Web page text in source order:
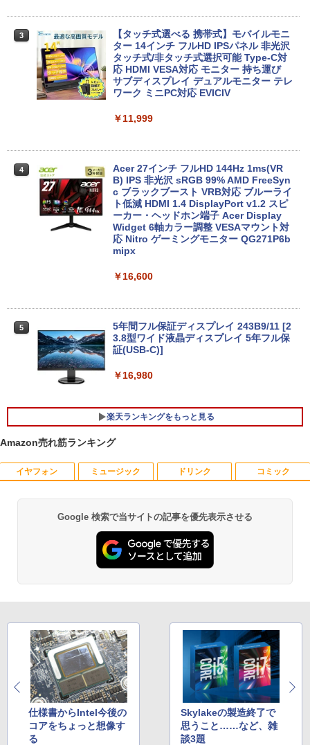
定済み 店長おまかせ 第7世代～第11世代
Core i3/i5 大容量 メモリー テンキ カメ
ラ ドライブ 選択可 Bluetooth 型落ちモ
デル ノートPC 有名メーカー
￥13,800
nic Let's note CF-XZ6 12.0型軽量 超高
解像QHD(2160x1440) タッチパネル Cor
e i5-7300U vPro メモリ8GB SSD256GB
Type-C HDMI Office Windows10 送料
無料 中古パソコン
￥19,800
5A00 Core i5 8世代 メモリー8GB 高速S
SD256GB 整備済み品 pc win11 os 中古
パソコン すぐ使える オフィス付きPC 送
[VETESA正規販売店]デスクトップパソ
コン PC 一体型 新品 Windows11 27型 C
ore i7 第4世代 Office付き メモリ16GB
SSD512GB 初期設定済 ホワイト ブラッ
GMKtec GMK-K8 PLUS-32/1T-W11Pro
(8845HS)
￥124,800
デスクトップPC Ryzen7 5700G メモリ1
3
【タッチ式選べる 携帯式】モバイルモニ
ター 14インチ フルHD IPSパネル 非光沢
タッチ式/非タッチ式選択可能 Type-C対
応 HDMI VESA対応 モニター 持ち運び
サブディスプレイ デュアルモニター テレ
ワーク ミニPC対応 EVICIV
￥11,999
4
Acer 27インチ フルHD 144Hz 1ms(VR
B) IPS 非光沢 sRGB 99% AMD FreeSyn
c ブラックブースト VRB対応 ブルーライ
ト低減 HDMI 1.4 DisplayPort v1.2 スピ
ーカー・ヘッドホン端子 Acer Display
Widget 6軸カラー調整 VESAマウント対
応 Nitro ゲーミングモニター QG271P6b
mipx
￥16,600
5
5年間フル保証ディスプレイ 243B9/11 [2
3.8型ワイド液晶ディスプレイ 5年フル保
証(USB-C)]
￥16,980
楽天ランキングをもっと見る
1
はなコミ！ ～となりにアイドル～ [ 大
￥1,760
犯罪集団「ナチュラル」の闇 [ 清水 將裕
￥1,870
異世界魔王と召喚少女の奴隷魔術（30）
【電子書籍】[ 福田直叶 ]
￥792
Amazon売れ筋ランキング
イヤフォン
Anker Soundcore P40i オフホワイト
￥7,990
￥5,990
Anker Soundcore Liberty 5 アプリコットピ
ンク
￥-
ミュージック
BRUCE WAYNE feat. Flo Milli, ATL Jacob
[Explicit]
￥250
[Explicit]
￥250
On My Road (Stadium ver.)
￥250
ドリンク
【Amazon.co.jp限定】 い・ろ・は・す 2L P
ET ラベルレス ×8本
￥1,112
富士山の天然水 バナジウム含有 水 ミネラル
ウォーター ペットボトル 静岡県産 500ミリリ
ットル (Smart Basic)
￥1,380
by Amazon 炭酸水 ラベルレス 500ml ×24本
強炭酸水 ペットボトル 500ミリリットル (Sm
art Basic)
コミック
薬屋のひとりごと 17巻 (デジタル版ビッグガ
ンガンコミックス)
￥770
エース)
￥832
ONE PIECE モノクロ版 115 (ジャンプコミッ
クスDIGITAL)
￥594
Google 検索で当サイトの記事を優先表示させる
仕様書からIntel今後の
コアをちょっと想像す
る
Skylakeの製造終了で
思うこと……など、雑
談3題